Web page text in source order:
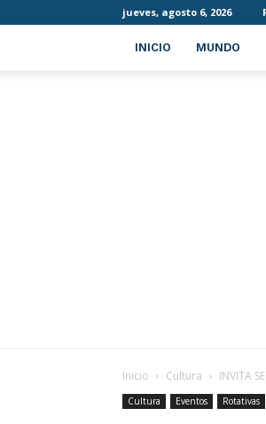
jueves, agosto 6, 2026
INICIO MUNDO
Inicio Cultura INVITA
Cultura Eventos Rotativas